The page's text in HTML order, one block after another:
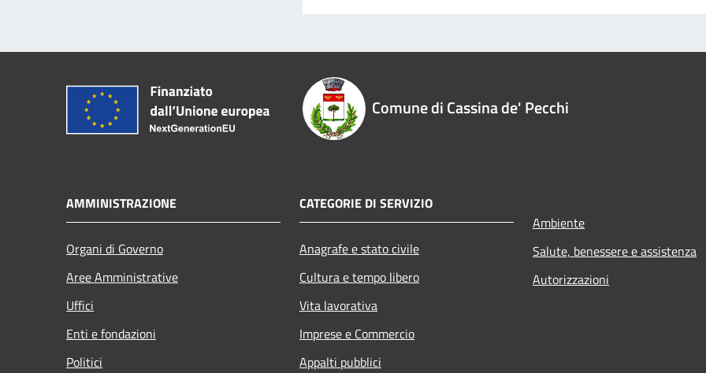
Comune di Cassina de' Pecchi
AMMINISTRAZIONE
Organi di Governo
Aree Amministrative
Uffici
Enti e fondazioni
Politici
CATEGORIE DI SERVIZIO
Anagrafe e stato civile
Cultura e tempo libero
Vita lavorativa
Imprese e Commercio
Appalti pubblici
Ambiente
Salute, benessere e assistenza
Autorizzazioni